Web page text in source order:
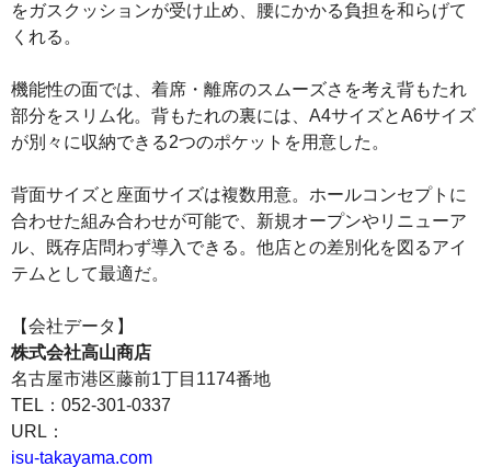
をガスクッションが受け止め、腰にかかる負担を和らげて
くれる。
機能性の面では、着席・離席のスムーズさを考え背もたれ
部分をスリム化。背もたれの裏には、A4サイズとA6サイズ
が別々に収納できる2つのポケットを用意した。
背面サイズと座面サイズは複数用意。ホールコンセプトに
合わせた組み合わせが可能で、新規オープンやリニューア
ル、既存店問わず導入できる。他店との差別化を図るアイ
テムとして最適だ。
【会社データ】
株式会社高山商店
名古屋市港区藤前1丁目1174番地
TEL：052-301-0337
URL：
isu-takayama.com